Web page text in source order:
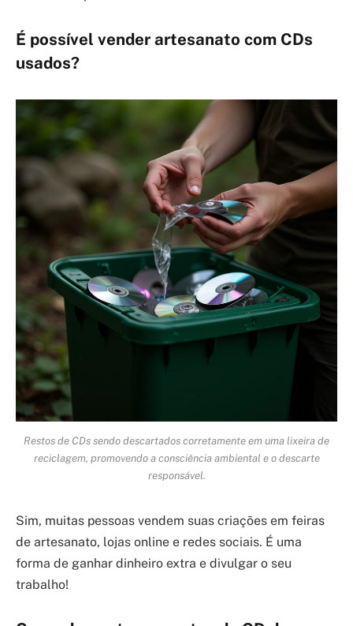
É possível vender artesanato com CDs
usados?
Restos de CDs sendo descartados corretamente em uma lixeira de
reciclagem, promovendo a consciência ambiental e o descarte
responsável.
Sim, muitas pessoas vendem suas criações em feiras
de artesanato, lojas online e redes sociais. É uma
forma de ganhar dinheiro extra e divulgar o seu
trabalho!